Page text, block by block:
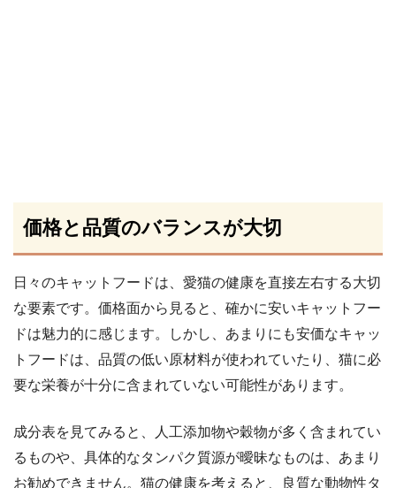
価格と品質のバランスが大切
日々のキャットフードは、愛猫の健康を直接左右する大切
な要素です。価格面から見ると、確かに安いキャットフー
ドは魅力的に感じます。しかし、あまりにも安価なキャッ
トフードは、品質の低い原材料が使われていたり、猫に必
要な栄養が十分に含まれていない可能性があります。
成分表を見てみると、人工添加物や穀物が多く含まれてい
るものや、具体的なタンパク質源が曖昧なものは、あまり
お勧めできません。猫の健康を考えると、良質な動物性タ